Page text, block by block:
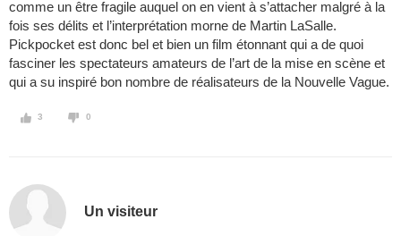
comme un être fragile auquel on en vient à s’attacher malgré à la
fois ses délits et l’interprétation morne de Martin LaSalle.
Pickpocket est donc bel et bien un film étonnant qui a de quoi
fasciner les spectateurs amateurs de l’art de la mise en scène et
qui a su inspiré bon nombre de réalisateurs de la Nouvelle Vague.
3 0
Un visiteur